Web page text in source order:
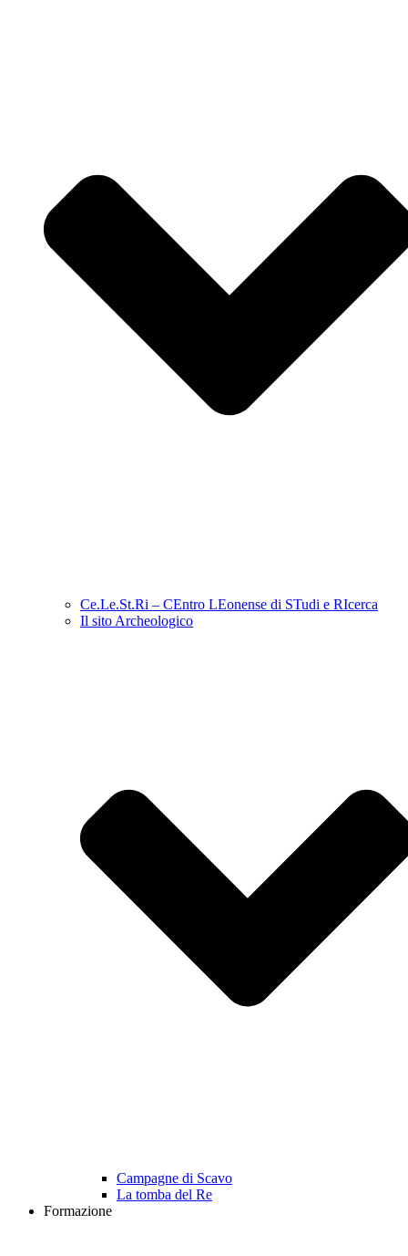
Ce.Le.St.Ri – CEntro LEonense di STudi e RIcerca
Il sito Archeologico
Campagne di Scavo
La tomba del Re
Formazione